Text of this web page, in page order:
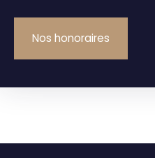
Nos honoraires